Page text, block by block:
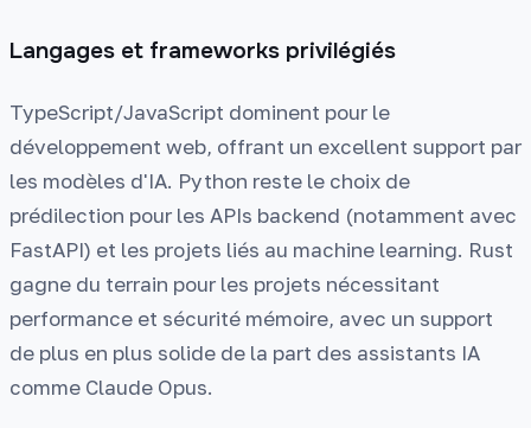
Langages et frameworks privilégiés
TypeScript/JavaScript dominent pour le
développement web, offrant un excellent support par
les modèles d'IA. Python reste le choix de
prédilection pour les APIs backend (notamment avec
FastAPI) et les projets liés au machine learning. Rust
gagne du terrain pour les projets nécessitant
performance et sécurité mémoire, avec un support
de plus en plus solide de la part des assistants IA
comme Claude Opus.